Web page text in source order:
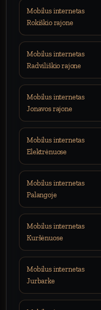
Mobilus internetas
Rokiškio rajone
Mobilus internetas
Radviliškio rajone
Mobilus internetas
Jonavos rajone
Mobilus internetas
Elektrėnuose
Mobilus internetas
Palangoje
Mobilus internetas
Kuršėnuose
Mobilus internetas
Jurbarke